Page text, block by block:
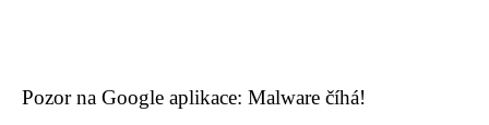
Pozor na Google aplikace: Malware číhá!